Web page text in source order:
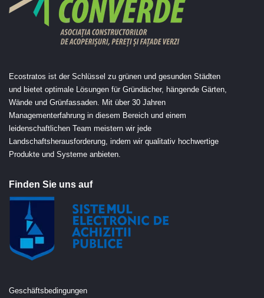
Ecostratos ist der Schlüssel zu grünen und gesunden Städten
und bietet optimale Lösungen für Gründächer, hängende Gärten,
Wände und Grünfassaden. Mit über 30 Jahren
Managementerfahrung in diesem Bereich und einem
leidenschaftlichen Team meistern wir jede
Landschaftsherausforderung, indem wir qualitativ hochwertige
Produkte und Systeme anbieten.
Finden Sie uns auf
Geschäftsbedingungen